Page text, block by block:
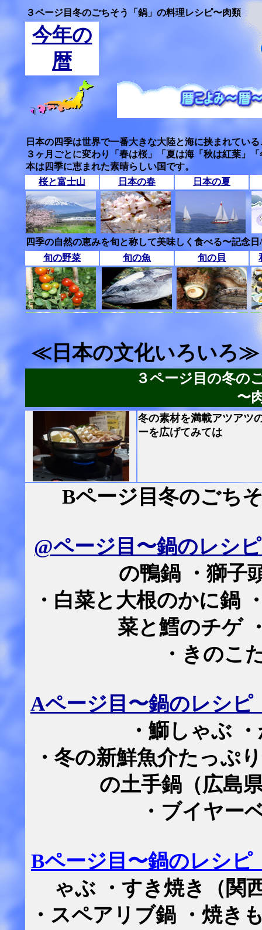
３ページ目冬のごちそう「鍋」の料理レシピ〜肉類
今年の
暦
日本の四季は世界で一番大きな大陸と海に挟まれてい
３ヶ月ごとに変わり「春は桜」「夏は海「秋は紅葉」
本は四季に恵まれた素晴らしい国です。
桜と富士山
日本の春 日本の夏
四季の自然の恵みを旬と称して美味しく食べる〜記念
旬の野菜
旬の魚 旬の貝
≪日本の文化いろいろ≫
３ページ目の冬の
〜
冬の素材を満載アツアツ
ーを広げてみては
Bページ目冬のごち
@ページ目〜鍋のレシ
の鴨鍋 ・獅子
・白菜と大根のかに鍋
菜と鱈のチゲ
・きのこ
Aページ目〜鍋のレシピ
・鰤しゃぶ
・冬の新鮮魚介たっぷ
の土手鍋（広島
・ブイヤー
Bページ目〜鍋のレシピ
ゃぶ ・すき焼き（関
・スペアリブ鍋 ・焼き